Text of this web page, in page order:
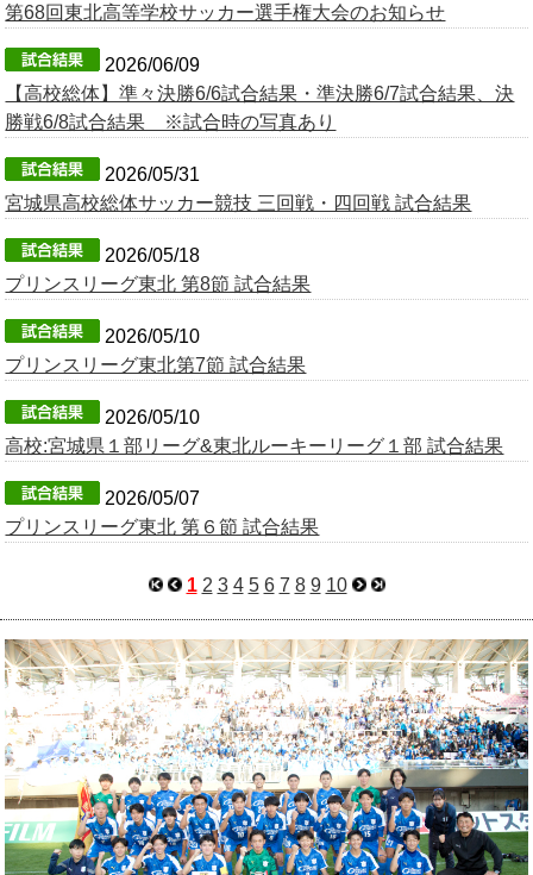
第68回東北高等学校サッカー選手権大会のお知らせ
2026/06/09
【高校総体】準々決勝6/6試合結果・準決勝6/7試合結果、決
勝戦6/8試合結果 ※試合時の写真あり
2026/05/31
宮城県高校総体サッカー競技 三回戦・四回戦 試合結果
2026/05/18
プリンスリーグ東北 第8節 試合結果
2026/05/10
プリンスリーグ東北第7節 試合結果
2026/05/10
高校:宮城県１部リーグ&東北ルーキーリーグ１部 試合結果
2026/05/07
プリンスリーグ東北 第６節 試合結果
1 2 3 4 5 6 7 8 9 10